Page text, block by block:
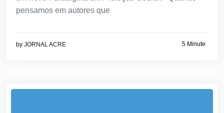
pensamos em autores que
by JORNAL ACRE 5 Minute